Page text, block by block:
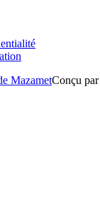
MazametConçu par